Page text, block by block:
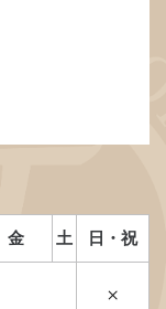
金 土 日・祝
×